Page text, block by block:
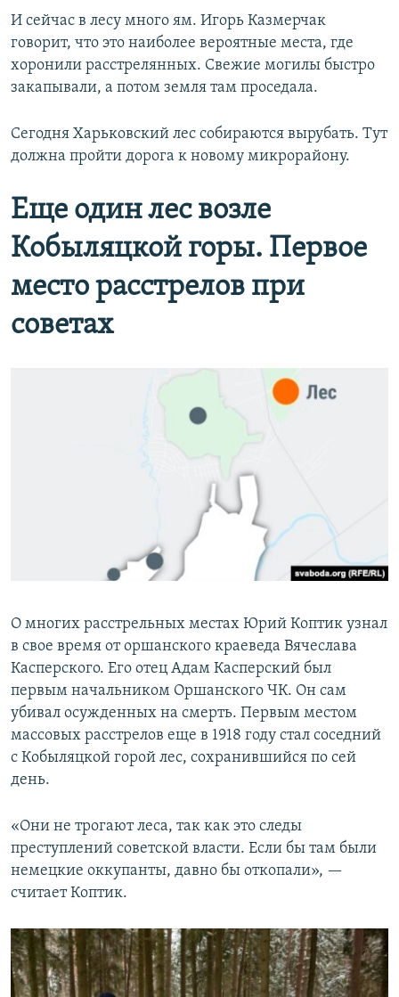
И сейчас в лесу много ям. Игорь Казмерчак
говорит, что это наиболее вероятные места, где
хоронили расстрелянных. Свежие могилы быстро
закапывали, а потом земля там проседала.
Сегодня Харьковский лес собираются вырубать. Тут
должна пройти дорога к новому микрорайону.
Еще один лес возле
Кобыляцкой горы. Первое
место расстрелов при
советах
О многих расстрельных местах Юрий Коптик узнал
в свое время от оршанского краеведа Вячеслава
Касперского. Его отец Адам Касперский был
первым начальником Оршанского ЧК. Он сам
убивал осужденных на смерть. Первым местом
массовых расстрелов еще в 1918 году стал соседний
с Кобыляцкой горой лес, сохранившийся по сей
день.
«Они не трогают леса, так как это следы
преступлений советской власти. Если бы там были
немецкие оккупанты, давно бы откопали», —
считает Коптик.